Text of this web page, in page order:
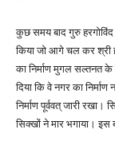
कुछ समय बाद गुरु
किया जो आगे चल कर श्री
का निर्माण मुगल सल्तनत
दिया कि वे नगर का
निर्माण पूर्ववत् जारी
सिक्खों ने मार भगाया। इस